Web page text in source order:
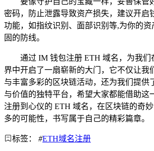
密码，防止泄露导致资产损失，建议开启
功能，如指纹识别、面部识别等,为你的
固的防线。
通过 IM 钱包注册 ETH 域名，为我们
界中开启了一扇崭新的大门，它不仅让我
与丰富多彩的区块链活动，还为我们提供
与价值的独特平台，希望大家都能借助这
注册到心仪的 ETH 域名，在区块链的奇
多的可能性，书写属于自己的精彩篇章。
标签： #ETH域名注册